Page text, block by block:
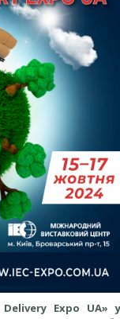
Delivery Expo UA» у